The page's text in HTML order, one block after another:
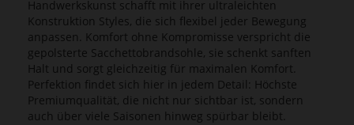
Handwerkskunst schafft mit ihrer ultraleichten
Konstruktion Styles, die sich flexibel jeder Bewegung
anpassen. Komfort ohne Kompromisse verspricht die
gepolsterte Sacchettobrandsohle, sie schenkt sanften
Halt und sorgt gleichzeitig für maximalen Komfort.
Perfektion findet sich hier in jedem Detail: Höchste
Premiumqualität, die nicht nur sichtbar ist, sondern
auch über viele Saisonen hinweg spürbar bleibt.